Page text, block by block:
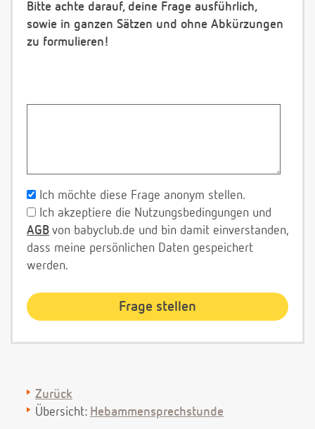
Bitte achte darauf, deine Frage ausführlich,
sowie in ganzen Sätzen und ohne Abkürzungen
zu formulieren!
Ich möchte diese Frage anonym stellen.
Ich akzeptiere die Nutzungsbedingungen und
AGB von babyclub.de und bin damit einverstanden,
dass meine persönlichen Daten gespeichert
werden.
Zurück
Übersicht: Hebammensprechstunde